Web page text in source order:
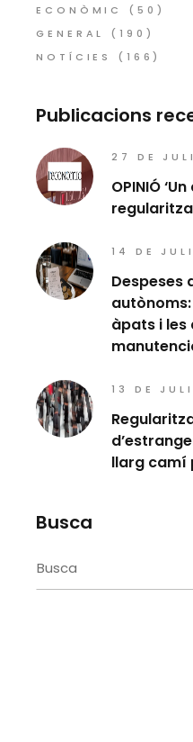
ECONÒMIC
(50)
GENERAL
(190)
NOTÍCIES
(166)
Publicacions
27 DE
OPINIÓ
14 DE
Despeses
àpats i les
13 DE
llarg camí
Busca
Search
for: